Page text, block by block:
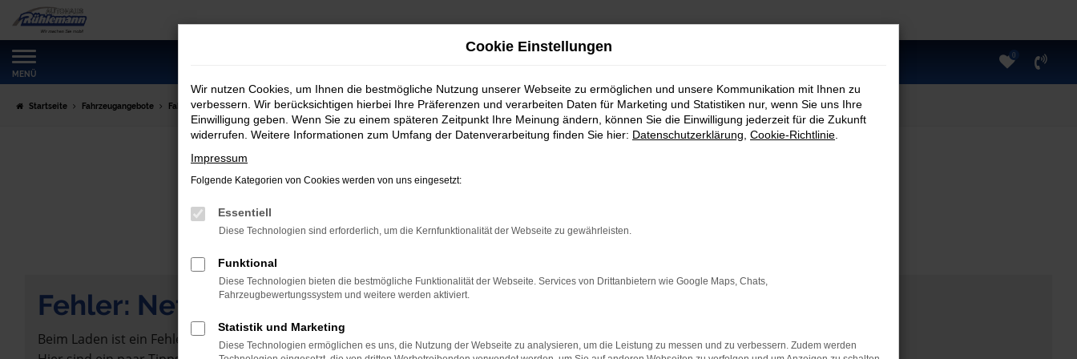
Zum
Hauptinhalt
springen
MENÜ
0
Startseite Fahrzeugangebote Fahrzeugmarkt
Fahrzeugmarkt
Fehler: Network Error
Beim Laden ist ein Fehler aufgetreten.
Cookie Einstellungen
Wir nutzen Cookies, um Ihnen die bestmögliche Nutzung unserer Webseite zu ermöglichen und unsere Kommunikation mit Ihnen zu
verbessern. Wir berücksichtigen hierbei Ihre Präferenzen und verarbeiten Daten für Marketing und Statistiken nur, wenn Sie uns Ihre
Einwilligung geben. Wenn Sie zu einem späteren Zeitpunkt Ihre Meinung ändern, können Sie die Einwilligung jederzeit für die Zukunft
widerrufen. Weitere Informationen zum Umfang der Datenverarbeitung finden Sie hier: Datenschutzerklärung Cookie-Richtlinie
Impressum
Folgende Kategorien von Cookies werden von uns eingesetzt:
Essentiell
Diese Technologien sind erforderlich, um die Kernfunktionalität der Webseite zu gewährleisten.
Funktional
Diese Technologien bieten die bestmögliche Funktionalität der Webseite. Services von Drittanbietern wie Google Maps, Chats,
Fahrzeugbewertungssystem und weitere werden aktiviert.
Statistik und Marketing
Diese Technologien ermöglichen es uns, die Nutzung der Webseite zu analysieren, um die Leistung zu messen und zu verbessern. Zudem werden